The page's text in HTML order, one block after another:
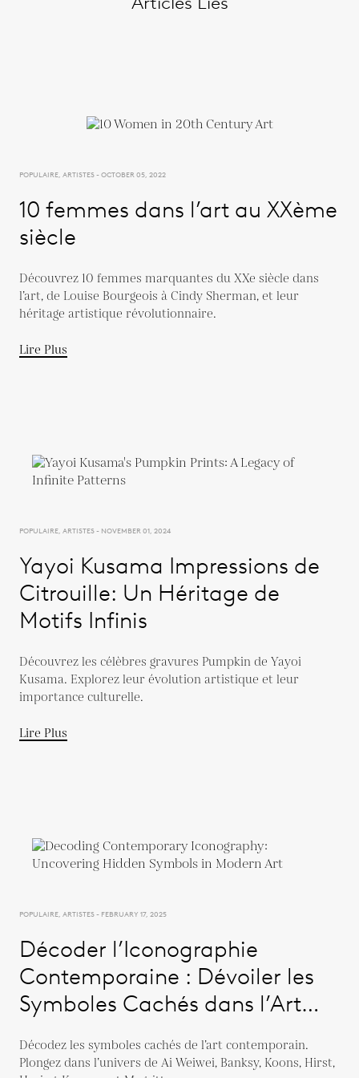
POPULAIRE, ARTISTES - OCTOBER 05, 2022
10 femmes dans l’art au XXème
siècle
Découvrez 10 femmes marquantes du XXe siècle dans
l’art, de Louise Bourgeois à Cindy Sherman, et leur
héritage artistique révolutionnaire.
Lire Plus
POPULAIRE, ARTISTES - NOVEMBER 01, 2024
Yayoi Kusama Impressions de
Citrouille: Un Héritage de
Motifs Infinis
Découvrez les célèbres gravures Pumpkin de Yayoi
Kusama. Explorez leur évolution artistique et leur
importance culturelle.
Lire Plus
POPULAIRE, ARTISTES - FEBRUARY 17, 2025
Décoder l’Iconographie
Contemporaine : Dévoiler les
Symboles Cachés dans l’Art
Décodez les symboles cachés de l’art contemporain.
Plongez dans l’univers de Ai Weiwei, Banksy, Koons, Hirst,